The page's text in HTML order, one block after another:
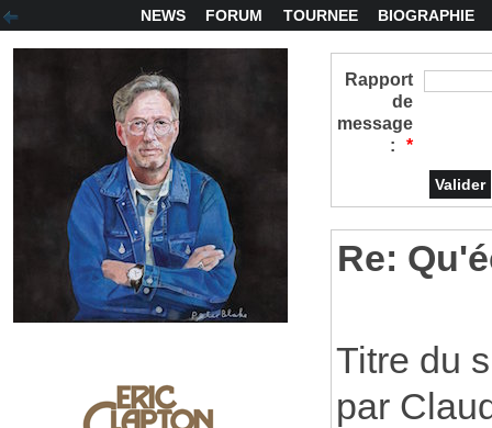
NEWS FORUM TOURNEE BIOGRAPHIE
Rapport
de
message
:
*
Re:
Titre du
par